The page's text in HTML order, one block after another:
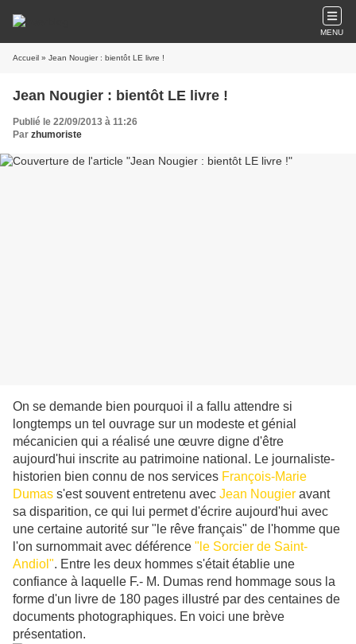
MENU
Accueil » Jean Nougier : bientôt LE livre !
Jean Nougier : bientôt LE livre !
Publié le 22/09/2013 à 11:26
Par zhumoriste
On se demande bien pourquoi il a fallu attendre si
longtemps un tel ouvrage sur un modeste et génial
mécanicien qui a réalisé une œuvre digne d'être
aujourd'hui inscrite au patrimoine national. Le journaliste-
historien bien connu de nos services François-Marie
Dumas s'est souvent entretenu avec Jean Nougier avant
sa disparition, ce qui lui permet d'écrire aujourd'hui avec
une certaine autorité sur "le rêve français" de l'homme que
l'on surnommait avec déférence "le Sorcier de Saint-
Andiol". Entre les deux hommes s'était établie une
confiance à laquelle F.- M. Dumas rend hommage sous la
forme d'un livre de 180 pages illustré par des centaines de
documents photographiques. En voici une brève
présentation.